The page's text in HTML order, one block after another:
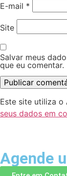
E-mail *
Site
Salvar meus
que eu comentar.
Este site utiliza o
seus dados em
Agende